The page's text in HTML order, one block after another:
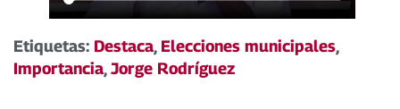
Etiquetas: Destaca, Elecciones municipales,
Importancia,Jorge Rodríguez